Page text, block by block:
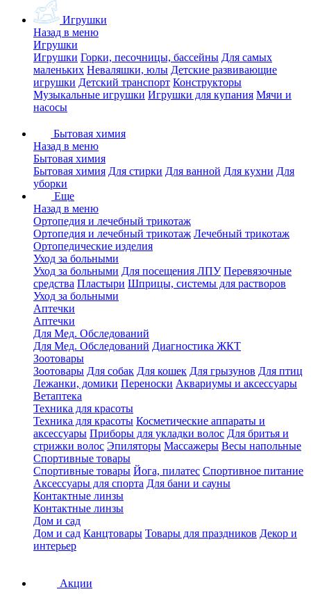
Игрушки
Назад в меню
Игрушки
Игрушки Горки, песочницы, бассейны Для самых
маленьких Неваляшки, юлы Детские развивающие
игрушки Детский транспорт Конструкторы
Музыкальные игрушки Игрушки для купания Мячи и
насосы
Бытовая химия
Назад в меню
Бытовая химия
Бытовая химия Для стирки Для ванной Для кухни Для
уборки
Еще
Назад в меню
Ортопедия и лечебный трикотаж
Ортопедия и лечебный трикотаж Лечебный трикотаж
Ортопедические изделия
Уход за больными
Уход за больными Для посещения ЛПУ Перевязочные
средства Пластыри Шприцы, системы для растворов
Уход за больными
Аптечки
Аптечки
Для Мед. Обследований
Для Мед. Обследований Диагностика ЖКТ
Зоотовары
Зоотовары Для собак Для кошек Для грызунов Для птиц
Лежанки, домики Переноски Аквариумы и аксессуары
Ветаптека
Техника для красоты
Техника для красоты Косметические аппараты и
аксессуары Приборы для укладки волос Для бритья и
стрижки волос Эпиляторы Массажеры Весы напольные
Спортивные товары
Спортивные товары Йога, пилатес Спортивное питание
Аксессуары для спорта Для бани и сауны
Контактные линзы
Контактные линзы
Дом и сад
Дом и сад Канцтовары Товары для праздников Декор и
интерьер
Акции